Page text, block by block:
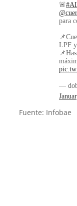
🚨
para
LPF
—
Fuente: Infobae